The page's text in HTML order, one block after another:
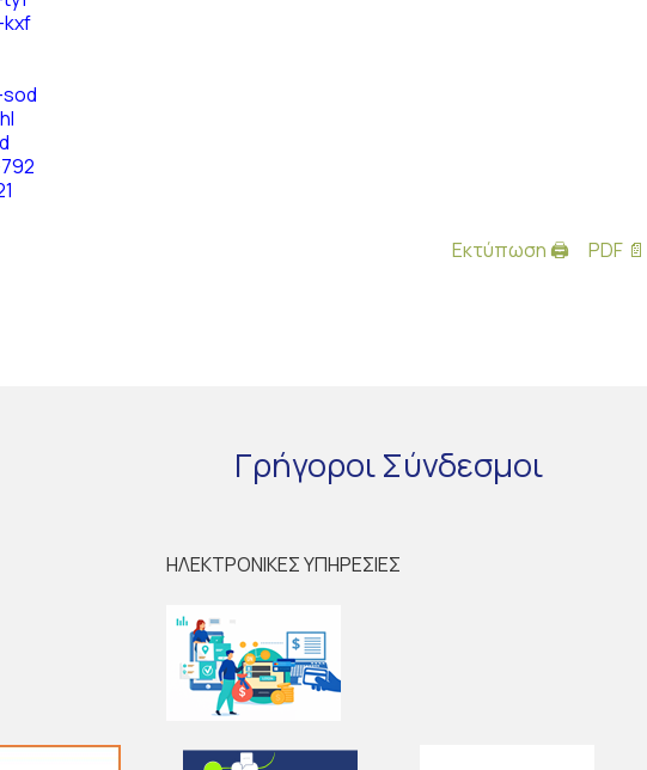
kxf
Εκτύπωση 🖨 PDF 📄
ΓρήγοροιΣύνδεσμοι
ΗΛΕΚΤΡΟΝΙΚΕΣ ΥΠΗΡΕΣΙΕΣ